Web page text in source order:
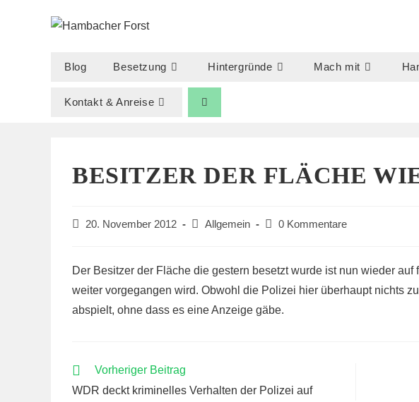
Blog Besetzung Hintergründe Mach mit
Kontakt & Anreise
BESITZER DER FLÄCHE
Beitrag20. November 2012
Beitrags-
Allgemein
Beitrags-
0 Kommentare
Der Besitzer der Fläche die gestern besetzt wurde ist nun wieder
weiter vorgegangen wird. Obwohl die Polizei hier überhaupt nichts
abspielt, ohne dass es eine Anzeige gäbe.
WEITERE
ANSEHEN
Vorheriger Beitrag
WDR deckt kriminelles Verhalten der Polizei auf